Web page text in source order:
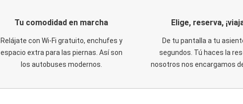
Tu comodidad en marcha
Relájate con Wi-Fi gratuito, enchufes y
espacio extra para las piernas. Así son
los autobuses modernos.
Elige, reserva,
De tu pantalla a tu
segundos. Tú haces la
nosotros nos encargamos